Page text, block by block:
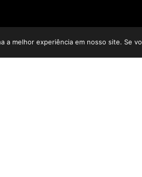
a melhor experiência em nosso site. Se